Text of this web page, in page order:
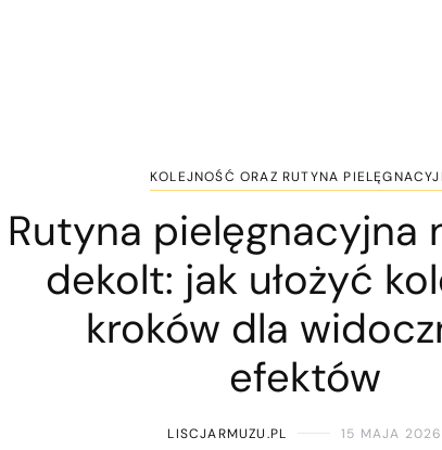
KOLEJNOŚĆ ORAZ RUTYNA
Rutyna pielęgnacyjna
dekolt: jak ułożyć
kroków dla
efektów
LISCJARMUZU.PL 15 MAJA 2026